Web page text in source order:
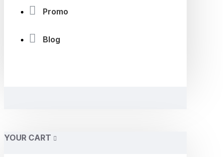
Promo
Blog
YOUR CART